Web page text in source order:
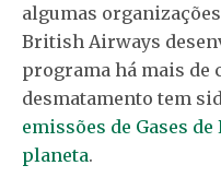
algumas
British Airways
programa há mais de
desmatamento tem
emissões de Gases de
planeta.